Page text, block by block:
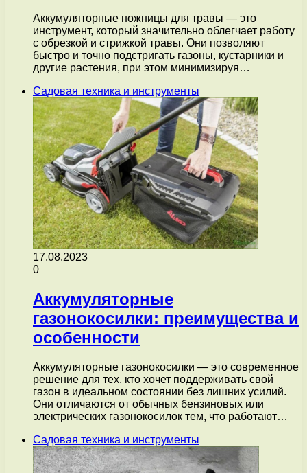
Аккумуляторные ножницы для травы — это
инструмент, который значительно облегчает работу
с обрезкой и стрижкой травы. Они позволяют
быстро и точно подстригать газоны, кустарники и
другие растения, при этом минимизируя…
Садовая техника и инструменты
17.08.2023
0
Аккумуляторные
газонокосилки: преимущества и
особенности
Аккумуляторные газонокосилки — это современное
решение для тех, кто хочет поддерживать свой
газон в идеальном состоянии без лишних усилий.
Они отличаются от обычных бензиновых или
электрических газонокосилок тем, что работают…
Садовая техника и инструменты